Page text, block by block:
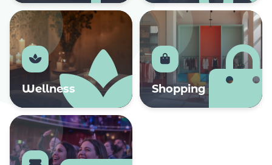
Wellness Shopping